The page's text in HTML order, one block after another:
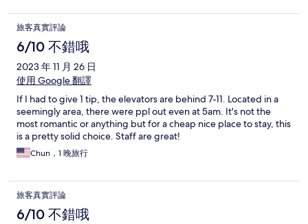
旅客真實評論
6/10 不錯哦
2023 年 11 月 26 日
使用 Google 翻譯
If I had to give 1 tip, the elevators are behind 7-11. Located in a
seemingly area, there were ppl out even at 5am. It's not the
most romantic or anything but for a cheap nice place to stay, this
is a pretty solid choice. Staff are great!
Chun，1 晚旅行
旅客真實評論
6/10 不錯哦